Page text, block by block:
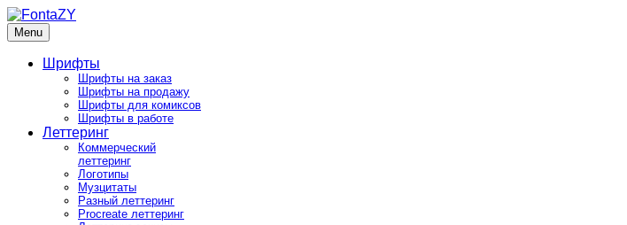
Skip
to
content
FontaZY
Fonts and pictures by Zakhar Yaschin
Menu
Шрифты
Шрифты на заказ
Шрифты на продажу
Шрифты для комиксов
Шрифты в работе
Леттеринг
Коммерческий
леттеринг
Логотипы
Музцитаты
Разный леттеринг
Procreate леттеринг